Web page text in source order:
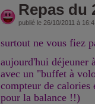
Repas du
publié le 26/10/2011 à
surtout ne vous fiez
aujourd'hui déjeuner
avec un "buffet à
compteur de
pour la balance !!)